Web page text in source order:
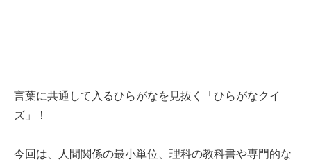
言葉に共通して入るひらがなを見抜く「ひらがなクイ
ズ」！
今回は、人間関係の最小単位、理科の教科書や専門的な